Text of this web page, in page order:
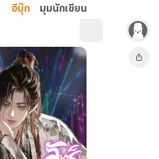
อีบุ๊ก มุมนักเขียน